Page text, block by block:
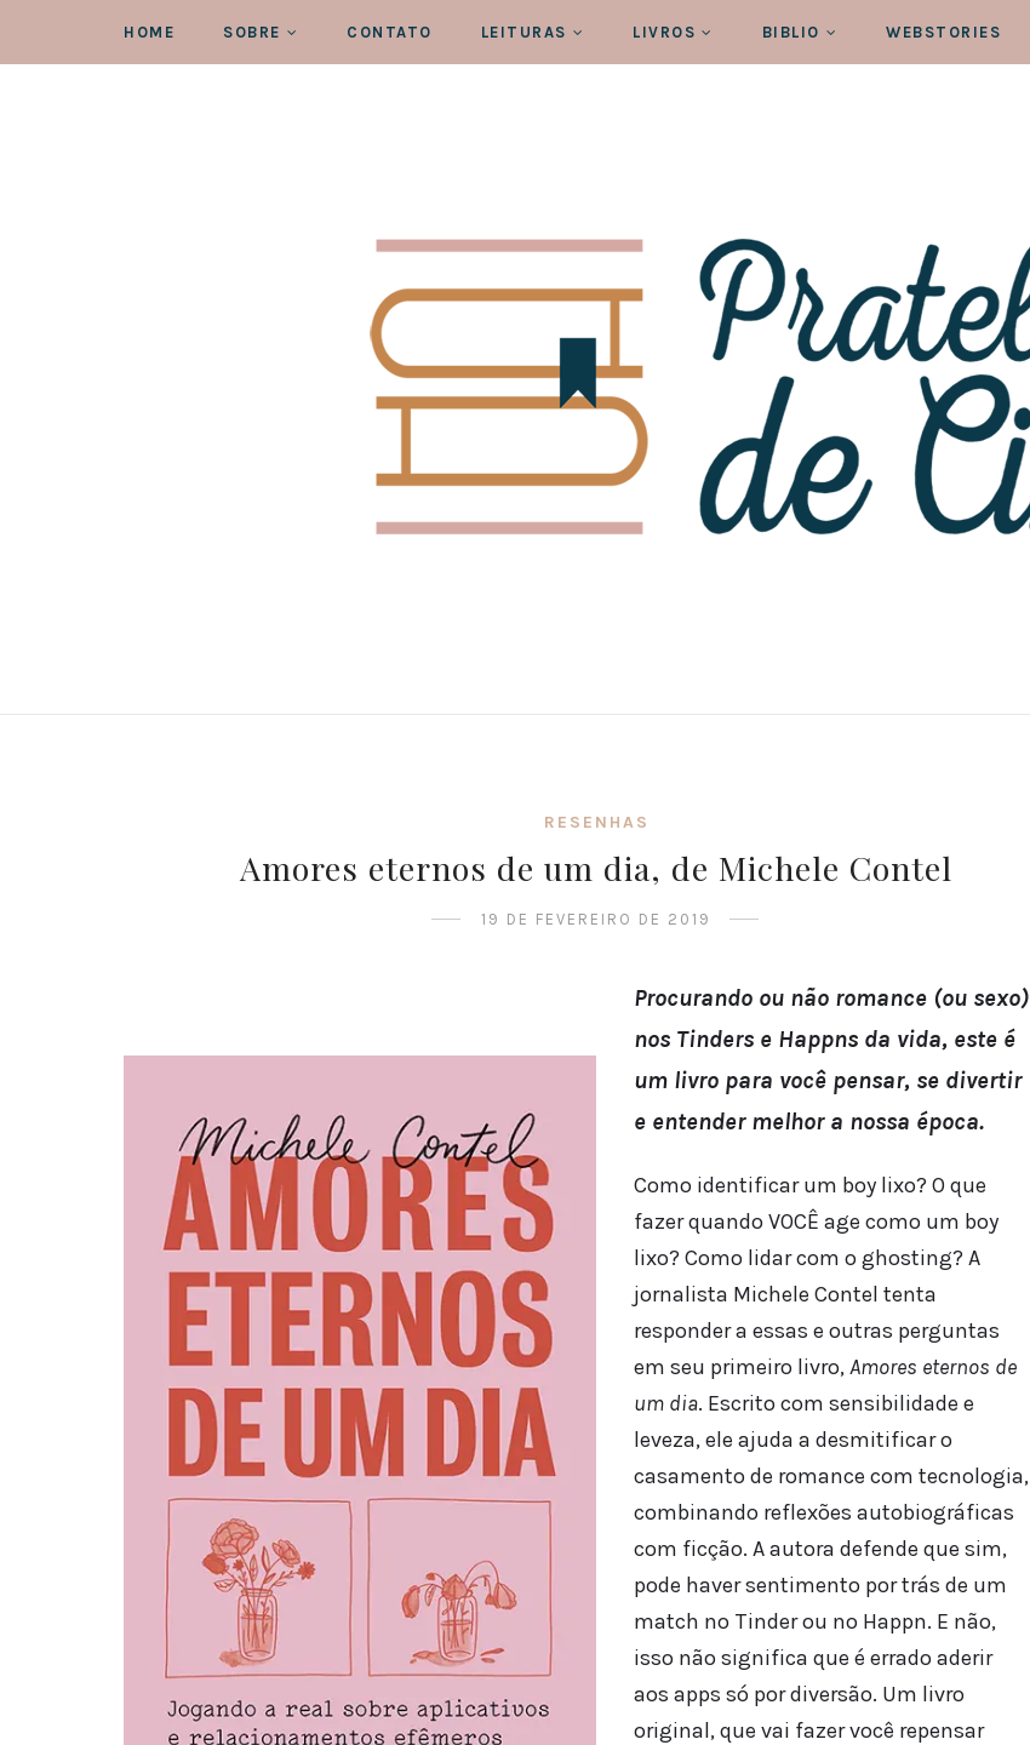
HOME SOBRE CONTATO LEITURAS LIVROS BIBLIO WEBSTORIES
RESENHAS
Amores eternos de um dia, de Michele Contel
19 DE FEVEREIRO DE 2019
Procurando ou não romance (ou sexo)
nos Tinders e Happns da vida, este é
um livro para você pensar, se divertir
e entender melhor a nossa época.
Como identificar um boy lixo? O que
fazer quando VOCÊ age como um boy
lixo? Como lidar com o ghosting? A
jornalista Michele Contel tenta
responder a essas e outras perguntas
em seu primeiro livro,Amores eternos de
um dia. Escrito com sensibilidade e
leveza, ele ajuda a desmitificar o
casamento de romance com tecnologia,
combinando reflexões autobiográficas
com ficção. A autora defende que sim,
pode haver sentimento por trás de um
match no Tinder ou no Happn. E não,
isso não significa que é errado aderir
aos apps só por diversão. Um livro
original, que vai fazer você repensar